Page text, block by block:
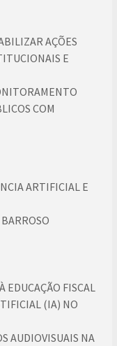
AÇÕES
E
COM
ARTIFICIAL E
EDUCAÇÃO FISCAL
(IA) NO
AUDIOVISUAIS NA